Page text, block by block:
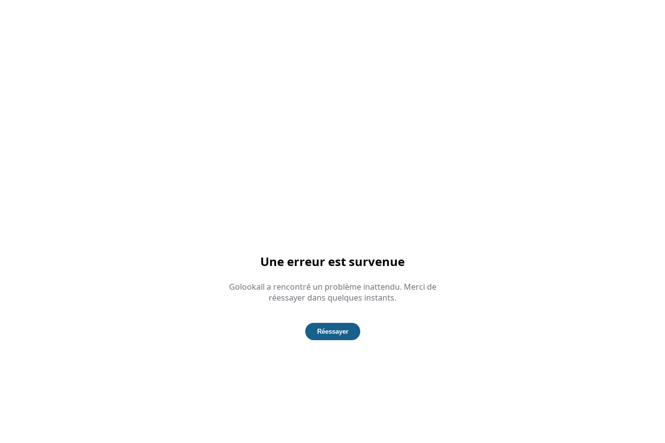
Une erreur est survenue
Golookall a rencontré un problème inattendu. Merci de
réessayer dans quelques instants.
Réessayer